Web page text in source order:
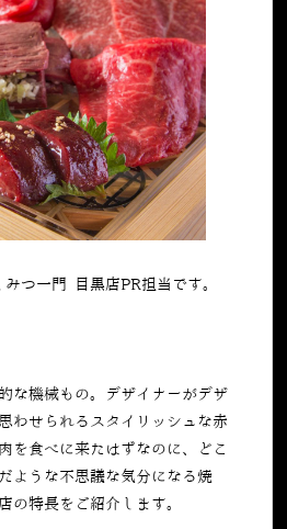
つ一門 目黒店PR担当です。
な機械もの。デザイナーがデザ
わせられるスタイリッシュな赤
を食べに来たはずなのに、どこ
ような不思議な気分になる焼
特長をご紹介します。